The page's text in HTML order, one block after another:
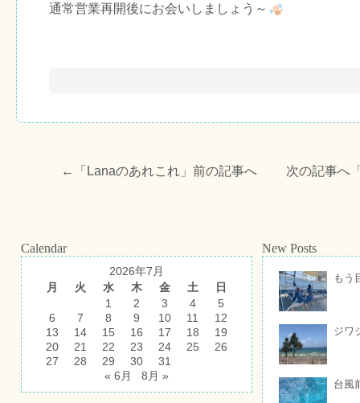
通常営業再開後にお会いしましょう～
←「 Lanaのあれこれ 」前の記事へ 次の記事へ
Calendar
2026年7月
月
火 水 木 金 土
日
1
2 3 4
5
6
7 8 9 10 11
12
13
14 15 16 17 18
19
20
21 22 23 24 25
26
27
28 29 30
31
« 6月
8月 »
New Posts
もう
ジワ
台風